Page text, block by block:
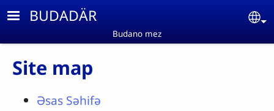
Skip to main content
BUDADÄR
Budano mez
Site map
Əsas Səhifə